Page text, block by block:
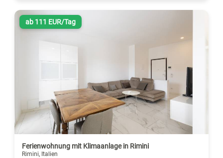
ab 111 EUR/Tag
Ferienwohnung mit Klimaanlage in Rimini
Rimini, Italien